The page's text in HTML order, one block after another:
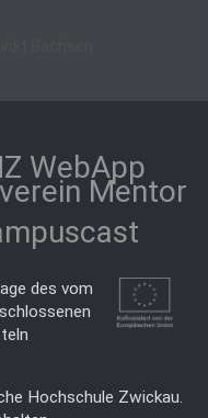
des vom
Hochschule Zwickau.